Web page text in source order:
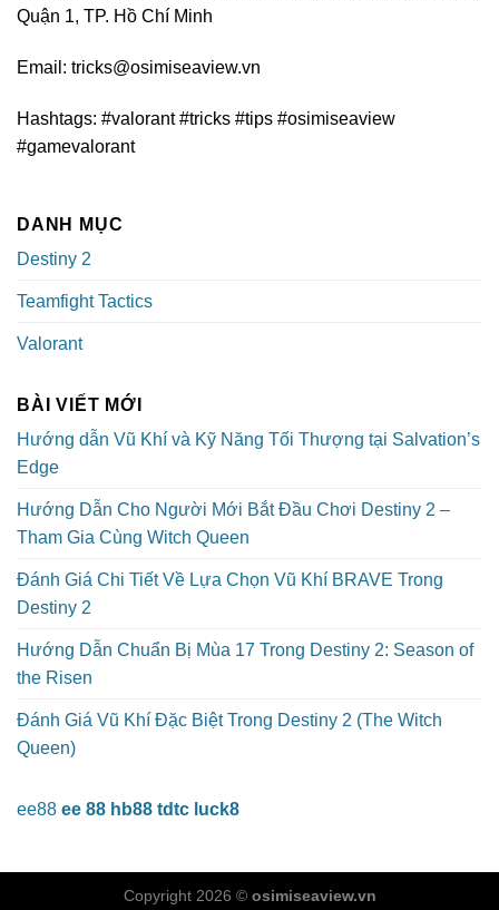
Quận 1, TP. Hồ Chí Minh
Email: tricks@osimiseaview.vn
Hashtags: #valorant #tricks #tips #osimiseaview
#gamevalorant
DANH MỤC
Destiny 2
Teamfight Tactics
Valorant
BÀI VIẾT MỚI
Hướng dẫn Vũ Khí và Kỹ Năng Tối Thượng tại Salvation’s
Edge
Hướng Dẫn Cho Người Mới Bắt Đầu Chơi Destiny 2 –
Tham Gia Cùng Witch Queen
Đánh Giá Chi Tiết Về Lựa Chọn Vũ Khí BRAVE Trong
Destiny 2
Hướng Dẫn Chuẩn Bị Mùa 17 Trong Destiny 2: Season of
the Risen
Đánh Giá Vũ Khí Đặc Biệt Trong Destiny 2 (The Witch
Queen)
ee88 ee 88 hb88 tdtc luck8
Copyright 2026 © osimiseaview.vn